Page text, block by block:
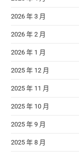
2026 年 3 月
2026 年 2 月
2026 年 1 月
2025 年 12 月
2025 年 11 月
2025 年 10 月
2025 年 9 月
2025 年 8 月